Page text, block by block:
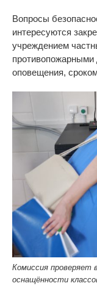
Вопросы
интересуются
учреждением
противопожарными
оповещения,
Комиссия проверяет
оснащённости